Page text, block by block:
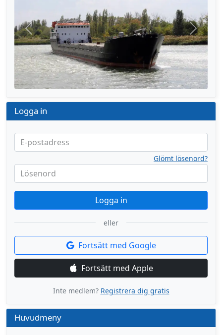
Föregående Nästa
Logga in
E-postadress
Lösenord
Glömt lösenord?
Logga in
eller
Fortsätt med Google
Fortsätt med Apple
Inte medlem? Registrera dig gratis
Huvudmeny